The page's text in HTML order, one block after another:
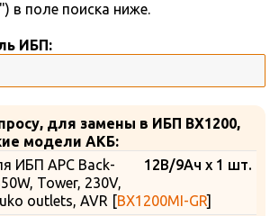
") в поле поиска ниже.
ИБП:
для замены в ИБП BX1200,
модели АКБ:
12В/9Ач x 1 шт.
ИБП APC Back-
Tower, 230V,
outlets, AVR [BX1200MI-GR]